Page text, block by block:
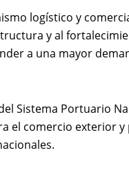
logístico y
y al
a una mayor
Sistema Portuario
el comercio exterior